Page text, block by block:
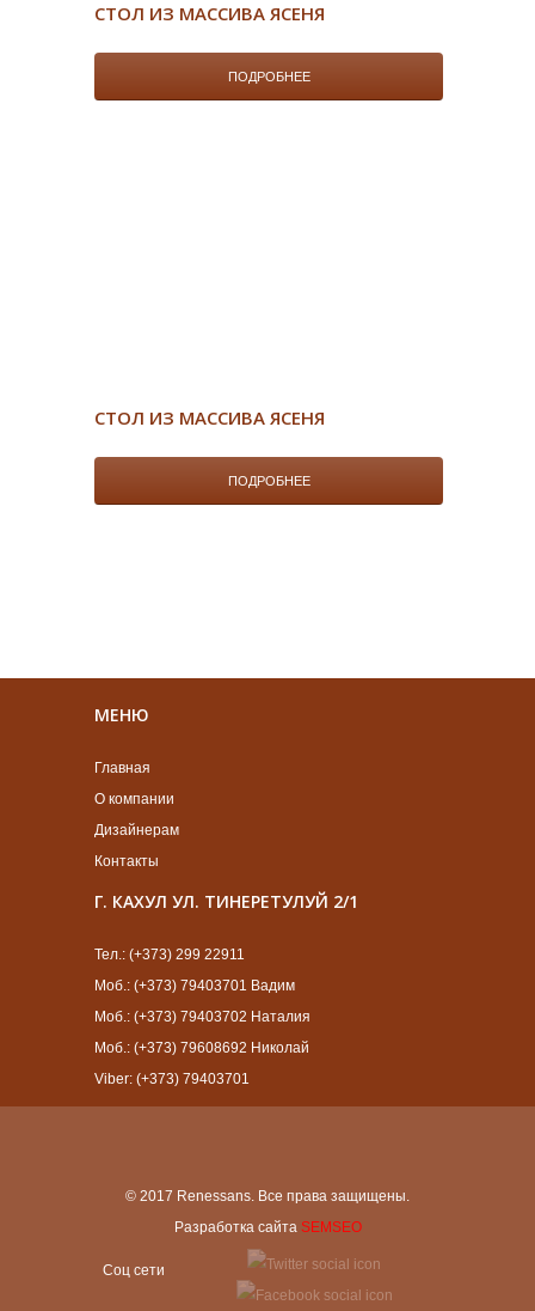
СТОЛ ИЗ МАССИВА ЯСЕНЯ
ПОДРОБНЕЕ
СТОЛ ИЗ МАССИВА ЯСЕНЯ
ПОДРОБНЕЕ
МЕНЮ
Главная
О компании
Дизайнерам
Контакты
Г. КАХУЛ УЛ. ТИНЕРЕТУЛУЙ 2/1
Тел.: (+373) 299 22911
Моб.: (+373) 79403701 Вадим
Моб.: (+373) 79403702 Наталия
Моб.: (+373) 79608692 Николай
Viber: (+373) 79403701
© 2017 Renessans. Все права защищены.
Разработка сайта SEMSEO
Cоц сети